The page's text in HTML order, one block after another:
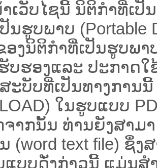
ວັບ​ໄຊ​ນີ້ ນິຕິກຳທີ່ເປັ
ນຮູບພາບ (Portable
ງນິຕິກໍາທີ່ເປັນຮູບພ
ບຮອງແລະ ປະກາດ
ະບັບທີ່ເປັນທາງການ
ໃນຮູບແບບ
າກນັ້ນ ທ່ານຍັງສາມ
(word text file) ຊຶ່
ບບດັ່ງກ່າວນີ້ ແມ່ນສ